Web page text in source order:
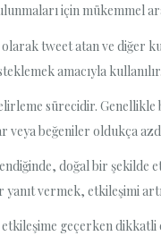
için mükemmel
tweet atan ve diğer
amacıyla
sürecidir.
veya beğeniler oldukça
doğal bir şekilde
yanıt vermek, etkileşimi
geçerken